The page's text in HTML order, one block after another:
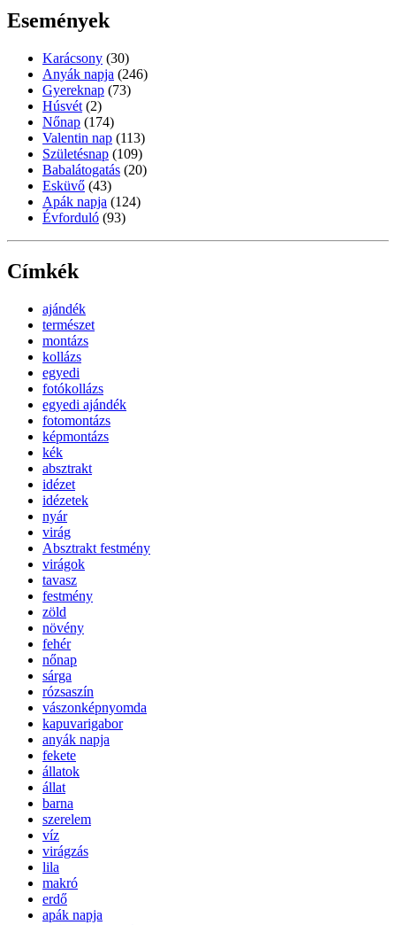
Események
Karácsony (30)
Anyák napja (246)
Gyereknap (73)
Húsvét (2)
Nőnap (174)
Valentin nap (113)
Születésnap (109)
Babalátogatás (20)
Esküvő (43)
Apák napja (124)
Évforduló (93)
Címkék
ajándék
természet
montázs
kollázs
egyedi
fotókollázs
egyedi ajándék
fotomontázs
képmontázs
kék
absztrakt
idézet
idézetek
nyár
virág
Absztrakt festmény
virágok
tavasz
festmény
zöld
növény
fehér
nőnap
sárga
rózsaszín
vászonképnyomda
kapuvarigabor
anyák napja
fekete
állatok
állat
barna
szerelem
víz
virágzás
lila
makró
erdő
apák napja